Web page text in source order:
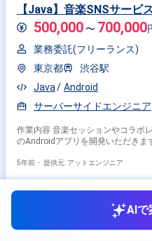
への指示出し
【Java】音楽SNSサービ
500,000 〜 700,000
業務委託(フリーランス)
東京都
渋谷駅
Java
Android
サーバーサイドエンジニア
作業内容 音楽セッションやコラボ
のAndroidアプリを開発いただきま
5年前・ 提供元: アットエンジニア
AIで